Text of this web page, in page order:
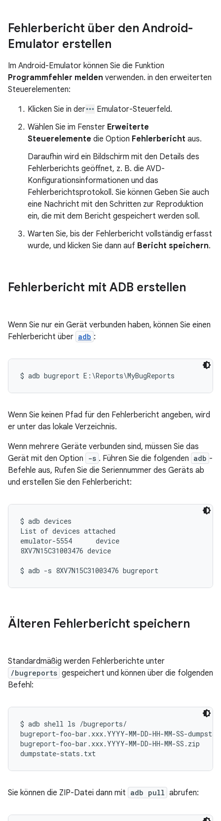
Fehlerbericht über den Android-
Emulator erstellen
Im Android-Emulator können Sie die Funktion
Programmfehler melden verwenden. in den erweiterten
Steuerelementen:
Klicken Sie in der
Emulator-Steuerfeld.
Wählen Sie im Fenster Erweiterte
Steuerelemente die Option Fehlerbericht aus.
Daraufhin wird ein Bildschirm mit den Details des
Fehlerberichts geöffnet, z. B. die AVD-
Konfigurationsinformationen und das
Fehlerberichtsprotokoll. Sie können Geben Sie auch
eine Nachricht mit den Schritten zur Reproduktion
ein, die mit dem Bericht gespeichert werden soll.
Warten Sie, bis der Fehlerbericht vollständig erfasst
wurde, und klicken Sie dann auf Bericht speichern.
Fehlerbericht mit ADB erstellen
Wenn Sie nur ein Gerät verbunden haben, können Sie einen
Fehlerbericht über adb :
Wenn Sie keinen Pfad für den Fehlerbericht angeben, wird
er unter das lokale Verzeichnis.
Wenn mehrere Geräte verbunden sind, müssen Sie das
Gerät mit den Option
-s . Führen Sie die folgenden adb -
Befehle aus, Rufen Sie die Seriennummer des Geräts ab
und erstellen Sie den Fehlerbericht:
$ adb devices
List of devices attached
emulator-5554      device
8XV7N15C31003476 device
Älteren Fehlerbericht speichern
Standardmäßig werden Fehlerberichte unter
/bugreports gespeichert und können über die folgenden
Befehl:
$ adb shell ls /bugreports/
bugreport-foo-bar.xxx.YYYY-MM-DD-HH-MM-SS-
bugreport-foo-bar.xxx.YYYY-MM-DD-HH-MM-SS.zip
Sie können die ZIP-Datei dann mit adb pull abrufen: